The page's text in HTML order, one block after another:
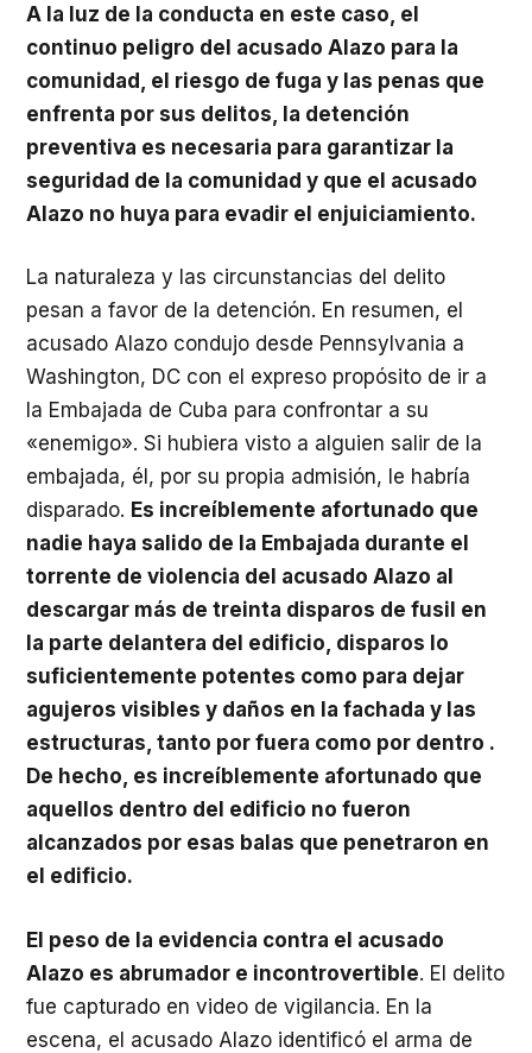
A la luz de la conducta en este caso, el
continuo peligro del acusado Alazo para la
comunidad, el riesgo de fuga y las penas que
enfrenta por sus delitos, la detención
preventiva es necesaria para garantizar la
seguridad de la comunidad y que el acusado
Alazo no huya para evadir el enjuiciamiento.
La naturaleza y las circunstancias del delito
pesan a favor de la detención. En resumen, el
acusado Alazo condujo desde Pennsylvania a
Washington, DC con el expreso propósito de ir a
la Embajada de Cuba para confrontar a su
«enemigo». Si hubiera visto a alguien salir de la
embajada, él, por su propia admisión, le habría
disparado. Es increíblemente afortunado que
nadie haya salido de la Embajada durante el
torrente de violencia del acusado Alazo al
descargar más de treinta disparos de fusil en
la parte delantera del edificio, disparos lo
suficientemente potentes como para dejar
agujeros visibles y daños en la fachada y las
estructuras, tanto por fuera como por dentro .
De hecho, es increíblemente afortunado que
aquellos dentro del edificio no fueron
alcanzados por esas balas que penetraron en
el edificio.
El peso de la evidencia contra el acusado
Alazo es abrumador e incontrovertible. El delito
fue capturado en video de vigilancia. En la
escena, el acusado Alazo identificó el arma de